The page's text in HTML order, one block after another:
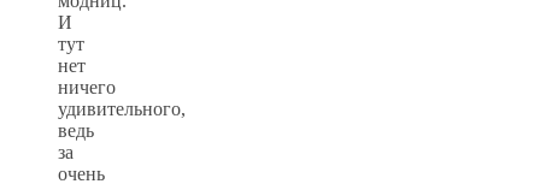
И
тут
нет
ничего
удивительного,
ведь
за
очень